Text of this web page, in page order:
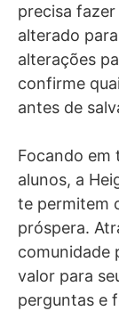
precisa
alterado
alterações
confirme
antes de
Focando em
alunos, a
te permitem
próspera.
comunidade
valor para
perguntas e